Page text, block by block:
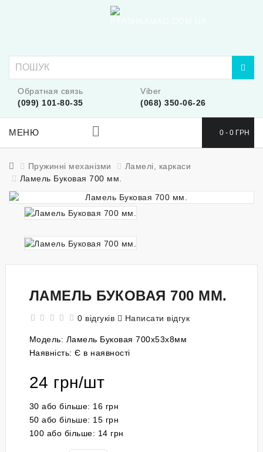
Обратная связь
(099) 101-80-35
Viber
(068) 350-06-26
0 - 0 ГРН
МЕНЮ
Пружинні механізми
Ламелі, каркаси
Ламель Буковая 700 мм.
ЛАМЕЛЬ БУКОВАЯ 700 ММ.
0 відгуків Написати відгук
Модель: Ламель Буковая 700x53x8мм
Наявність: Є в наявності
24 грн/шт
30 або більше: 16 грн
50 або більше: 15 грн
100 або більше: 14 грн